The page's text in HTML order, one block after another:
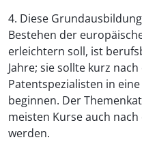
4. Diese
Bestehen der
erleichtern soll, ist
Jahre; sie sollte kurz
Patentspezialisten in
beginnen. Der
meisten Kurse auch
werden.